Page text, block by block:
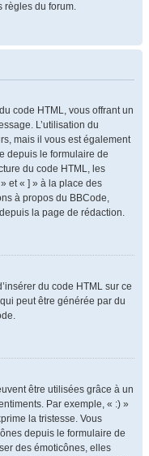
règles du forum.
code HTML, vous offrant un
L’utilisation du
mais il vous est également
depuis le formulaire de
du code HTML, les
et « ] » à la place des
à propos du BBCode,
la page de rédaction.
du code HTML sur ce
peut être générée par du
être utilisées grâce à un
Par exemple, « :) »
la tristesse. Vous
depuis le formulaire de
des émoticônes, elles